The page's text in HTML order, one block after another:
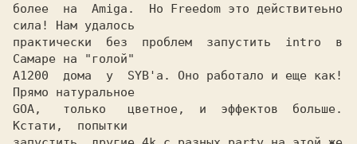
более  на  Amiga.  Но Freedom это действитеьно
сила! Нам удалось
практически  без  проблем  запустить  intro  в
Самаре на "голой"
A1200  дома  у  SYB'а. Оно работало и еще как!
Прямо натуральное
GOA,   только   цветное,  и  эффектов  больше.
Кстати,  попытки